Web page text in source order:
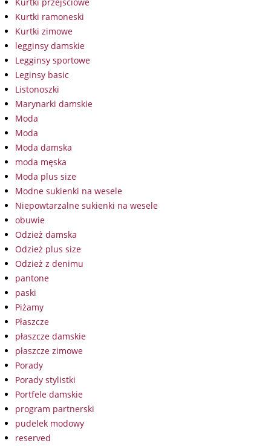
Kurtki ramoneski
Kurtki zimowe
legginsy damskie
Legginsy sportowe
Leginsy basic
Listonoszki
Marynarki damskie
Moda
Moda
Moda damska
moda męska
Moda plus size
Modne sukienki na wesele
Niepowtarzalne sukienki na wesele
obuwie
Odzież damska
Odzież plus size
Odzież z denimu
pantone
paski
Piżamy
Płaszcze
płaszcze damskie
płaszcze zimowe
Porady
Porady stylistki
Portfele damskie
program partnerski
pudelek modowy
reserved